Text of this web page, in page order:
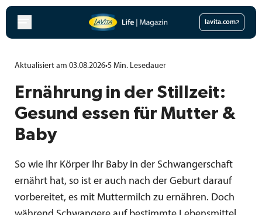
Zum
springen
lavita.com
Aktualisiert am 03.08.2026•5 Min. Lesedauer
Ernährung in der Stillzeit:
Gesund essen für Mutter &
Baby
So wie Ihr Körper Ihr Baby in der Schwangerschaft
ernährt hat, so ist er auch nach der Geburt darauf
vorbereitet, es mit Muttermilch zu ernähren. Doch